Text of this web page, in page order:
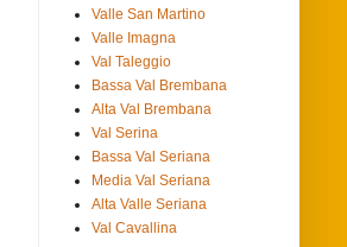
Valle San Martino
Valle Imagna
Val Taleggio
Bassa Val Brembana
Alta Val Brembana
Val Serina
Bassa Val Seriana
Media Val Seriana
Alta Valle Seriana
Val Cavallina